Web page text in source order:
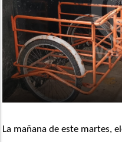
La mañana de este martes,